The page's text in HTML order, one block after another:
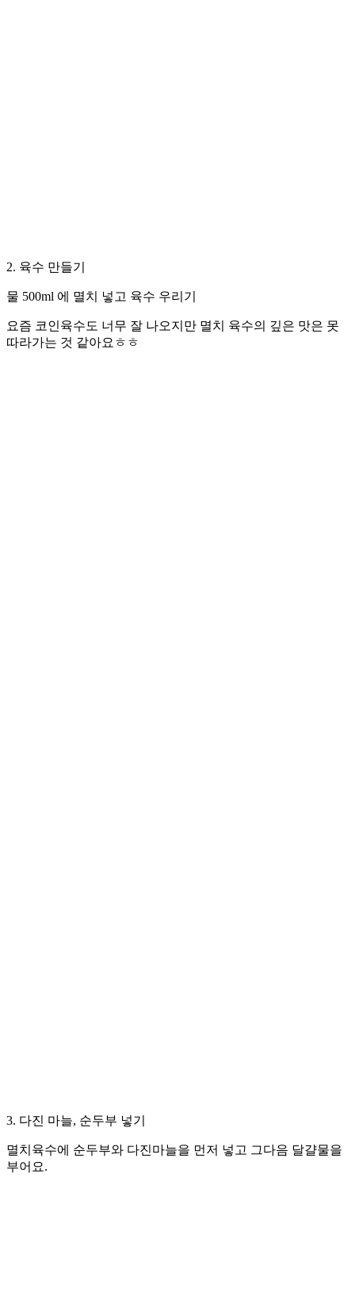
2. 육수 만들기
물 500ml 에 멸치 넣고 육수 우리기
요즘 코인육수도 너무 잘 나오지만 멸치 육수의 깊은 맛은 못
따라가는 것 같아요ㅎㅎ
3. 다진 마늘, 순두부 넣기
멸치육수에 순두부와 다진마늘을 먼저 넣고 그다음 달걀물을
부어요.